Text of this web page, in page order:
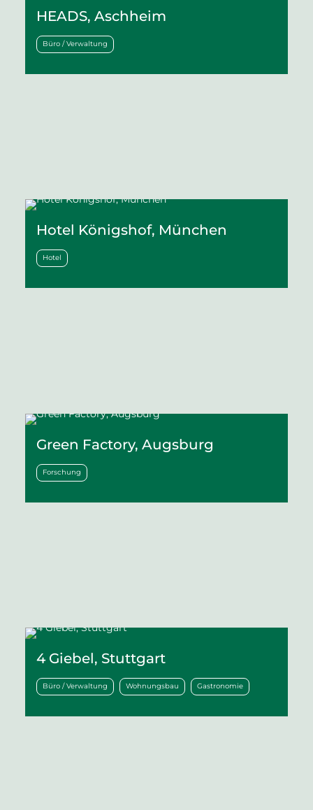
HEADS, Aschheim
Büro / Verwaltung
Hotel Königshof, München
Hotel
Green Factory, Augsburg
Forschung
4 Giebel, Stuttgart
Büro / Verwaltung Wohnungsbau Gastronomie